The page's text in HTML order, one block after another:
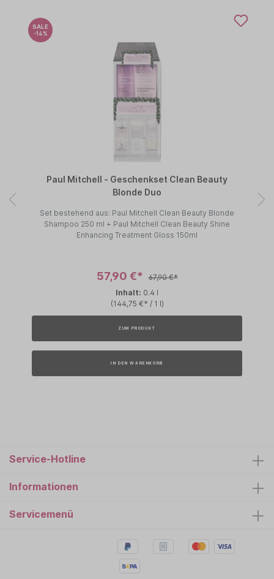
SALE
-14%
Paul Mitchell - Geschenkset Clean Beauty
Blonde Duo
Set bestehend aus: Paul Mitchell Clean Beauty Blonde
Shampoo 250 ml + Paul Mitchell Clean Beauty Shine
Enhancing Treatment Gloss 150ml
57,90 €*
67,90 €*
Inhalt: 0.4 l
(144,75 €* / 1 l)
ZUM PRODUKT
IN DEN WARENKORB
Service-Hotline
Informationen
Servicemenü